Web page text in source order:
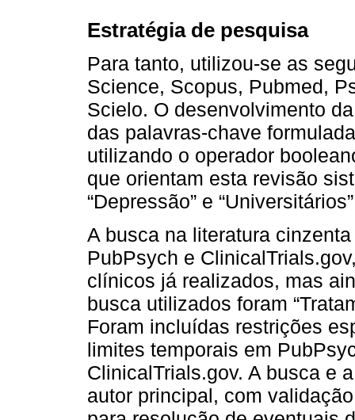
Estratégia de pesquisa
Para tanto, utilizou-se as
Science, Scopus, Pubmed,
Scielo. O desenvolvimento
das palavras-chave
utilizando o operador
que orientam esta revisão
“Depressão” e
A busca na literatura
PubPsych e
clínicos já realizados, mas
busca utilizados foram
Foram incluídas restrições
limites temporais em
ClinicalTrials.gov. A busca e
autor principal, com